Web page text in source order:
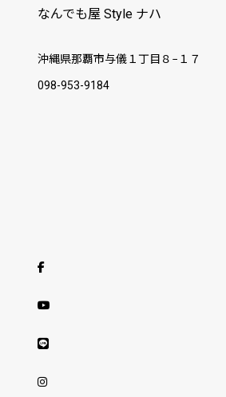
なんでも屋 Style ナハ
沖縄県那覇市与儀１丁目８−１７
098-953-9184